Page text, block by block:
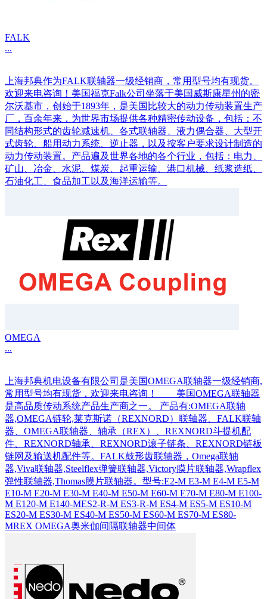
FALK
...
上海邦典作为FALK联轴器一级经销商，常用型号均有现货。
欢迎来电咨询！美国福克Falk公司坐落于美国威斯康星州的密
尔沃基市，创始于1893年，是美国比较大的动力传动装置生产
厂，百余年来，为世界市场提供各种精密传动设备，包括：不
同结构形式的齿轮减速机、各式联轴器、液力偶合器、大型开
式齿轮、船用动力系统、逆止器，以及按客户要求设计制造的
动力传动装置。产品遍及世界各地的各个行业，包括：电力、
矿山、冶金、水泥、煤炭、起重运输、港口机械、纸浆造纸、
石油化工、食品加工以及海洋运输等。
OMEGA
...
上海邦典机电设备有限公司是美国OMEGA联轴器一级经销商,
常用型号均有现货，欢迎来电咨询！ 美国OMEGA联轴器
是高品质传动系统产品生产商之一。 产品有:OMEGA联轴
器,OMEGA链轮,莱克斯诺（REXNORD）联轴器、FALK联轴
器、OMEGA联轴器、轴承（REX）、REXNORD斗提机配
件、REXNORD轴承、REXNORD滚子链条、REXNORD链板
链网及输送机配件等。FALK鼓形齿联轴器，Omega联轴
器,Viva联轴器,Steelflex弹簧联轴器,Victory膜片联轴器,Wrapflex
弹性联轴器,Thomas膜片联轴器。型号:E2-M E3-M E4-M E5-M
E10-M E20-M E30-M E40-M E50-M E60-M E70-M E80-M E100-
M E120-M E140-MES2-R-M ES3-R-M ES4-M ES5-M ES10-M
ES20-M ES30-M ES40-M ES50-M ES60-M ES70-M ES80-
MREX OMEGA奥米伽间隔联轴器中间体